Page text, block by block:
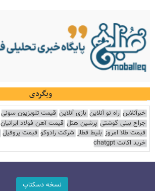
وبگردی
خبرآنلاین راه نو آنلاین بازی آنلاین قیمت تلویزیون سونی
جراح بینی گوشتی پرشین هتل قیمت آهن فولاد ایرانیان
قیمت طلا امروز بلیط قطار شرکت رادوکو قیمت پروفیل
خرید اکانت chatgpt
نسخه دسکتاپ